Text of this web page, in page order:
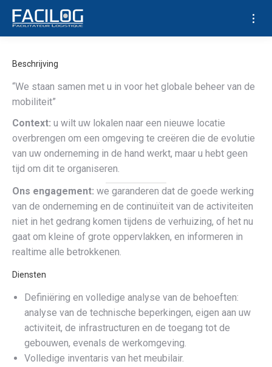
Beschrijving
“We staan samen met u in voor het globale beheer van de
mobiliteit”
Context: u wilt uw lokalen naar een nieuwe locatie
overbrengen om een omgeving te creëren die de evolutie
van uw onderneming in de hand werkt, maar u hebt geen
tijd om dit te organiseren.
Ons engagement: we garanderen dat de goede werking
van de onderneming en de continuïteit van de activiteiten
niet in het gedrang komen tijdens de verhuizing, of het nu
gaat om kleine of grote oppervlakken, en informeren in
realtime alle betrokkenen.
Diensten
Definiëring en volledige analyse van de behoeften:
analyse van de technische beperkingen, eigen aan uw
activiteit, de infrastructuren en de toegang tot de
gebouwen, evenals de werkomgeving.
Volledige inventaris van het meubilair.